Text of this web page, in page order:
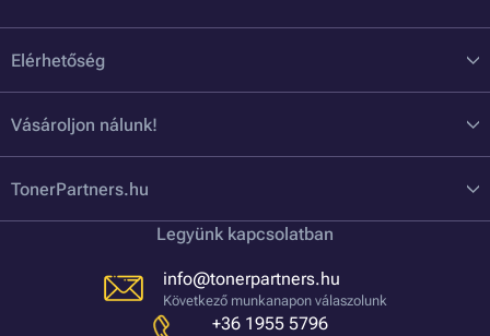
Elérhetőség
Vásároljon nálunk!
TonerPartners.hu
Legyünk kapcsolatban
info@tonerpartners.hu
Következő munkanapon válaszolunk
+36 1955 5796